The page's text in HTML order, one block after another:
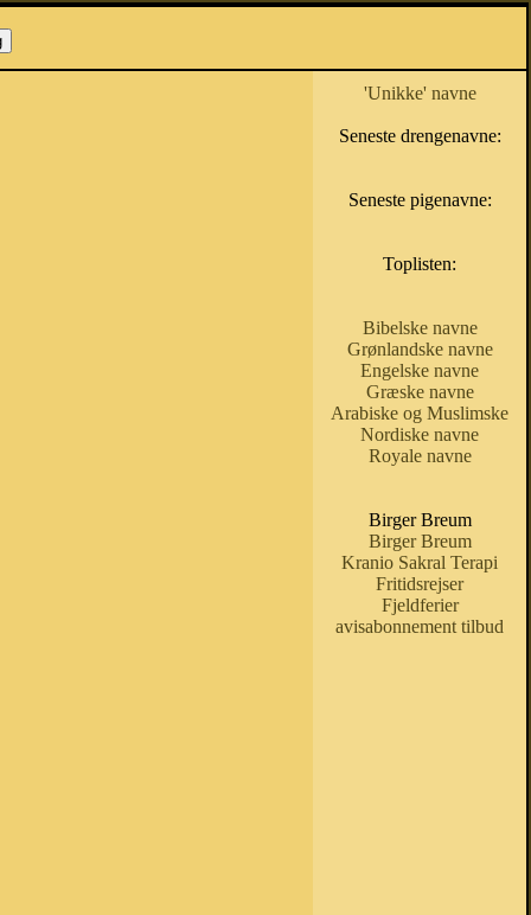
'Unikke' navne
Seneste drengenavne:
Seneste pigenavne:
Toplisten:
Bibelske navne
Grønlandske navne
Engelske navne
Græske navne
Arabiske og Muslimske
Nordiske navne
Royale navne
Birger Breum
Birger Breum
Kranio Sakral Terapi
Fritidsrejser
Fjeldferier
avisabonnement tilbud